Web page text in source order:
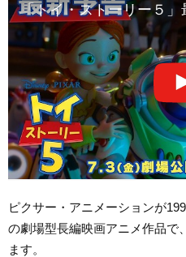
「トイ・ストーリー５
ピクサー・アニメーションが
の劇場型長編映画アニメ作品で
ます。